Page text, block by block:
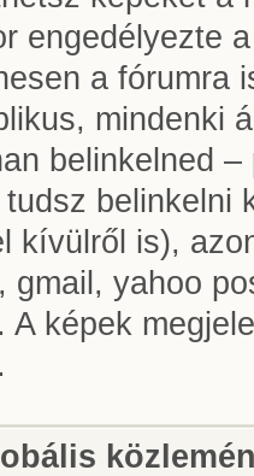
engedélyezte
a fórumra
mindenki
belinkelned
belinkelni
kívülről is),
gmail, yahoo
A képek